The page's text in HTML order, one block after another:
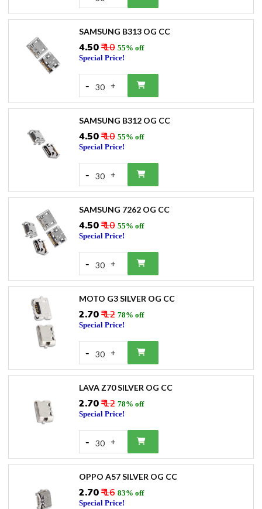
SAMSUNG B313 OG CC
₹4.50₹ 10 55% off
Special Price!
- 30 +
SAMSUNG B312 OG CC
₹4.50₹ 10 55% off
Special Price!
- 30 +
SAMSUNG 7262 OG CC
₹4.50₹ 10 55% off
Special Price!
- 30 +
MOTO G3 SILVER OG CC
₹2.70₹ 12 78% off
Special Price!
- 30 +
LAVA Z70 SILVER OG CC
₹2.70₹ 12 78% off
Special Price!
- 30 +
OPPO A57 SILVER OG CC
₹2.70₹ 16 83% off
Special Price!